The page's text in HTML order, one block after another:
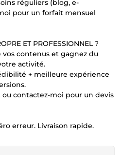
réguliers (blog, e-
pour un forfait mensuel
ET PROFESSIONNEL ?
contenus et gagnez du
activité.
+ meilleure expérience
contactez-moi pour un devis
erreur. Livraison rapide.